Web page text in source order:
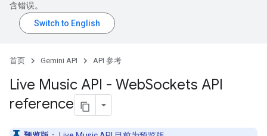
含错误。
首页 Gemini API API 参考
Live Music API - WebSockets API
reference